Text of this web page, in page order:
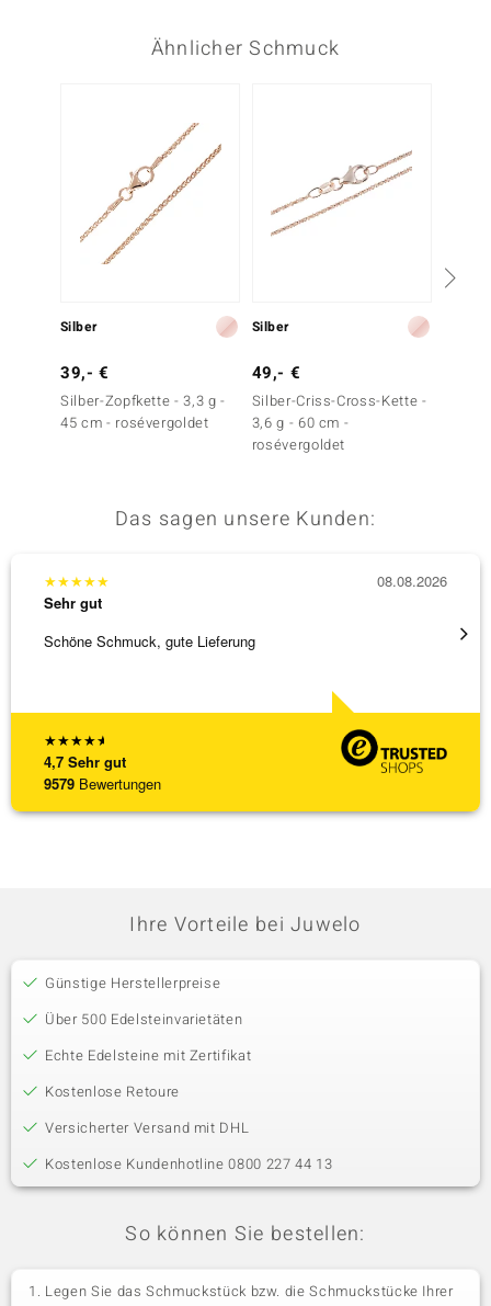
Ähnlicher Schmuck
Silber
39,- €
Silber-Zopfkette - 3,3 g -
45 cm - rosévergoldet
Silber
49,- €
Silber-Criss-Cross-Kette -
3,6 g - 60 cm -
rosévergoldet
Das sagen unsere Kunden:
★★★★★
4,7 Sehr gut
9579 Bewertungen
★★★★★
Sehr gut
Schöne Schmuck, gute Lieferung
08.08.2026
Ihre Vorteile bei Juwelo
Günstige Herstellerpreise
Über 500 Edelsteinvarietäten
Echte Edelsteine mit Zertifikat
Kostenlose Retoure
Versicherter Versand mit DHL
Kostenlose Kundenhotline 0800 227 44 13
So können Sie bestellen:
Legen Sie das Schmuckstück bzw. die Schmuckstücke Ihrer